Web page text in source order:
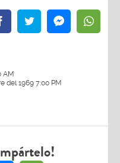
AM
del 1969 7:00 PM